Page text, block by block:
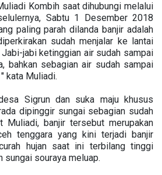
Kombih saat dihubungi melalui
Sabtu 1 Desember 2018
paling parah dilanda banjir adalah
sudah menjalar ke lantai
jabi ketinggian air sudah sampai
bahkan sebagian air sudah sampai
kata Muliadi.
Sigrun dan suka maju khusus
dipinggir sungai sebagian sudah
Muliadi, banjir tersebut merupakan
tenggara yang kini terjadi banjir
hujan saat ini terbilang tinggi
sungai souraya meluap.